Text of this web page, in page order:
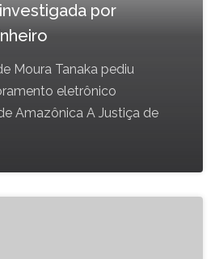
por
Moura Tanaka pediu
eletrônico
Amazônica A Justiça de